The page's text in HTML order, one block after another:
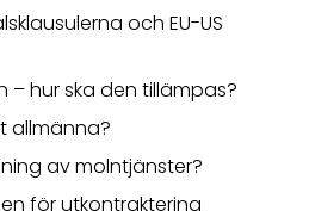
och EU-US
hur ska den tillämpas?
allmänna?
av molntjänster?
för utkontraktering